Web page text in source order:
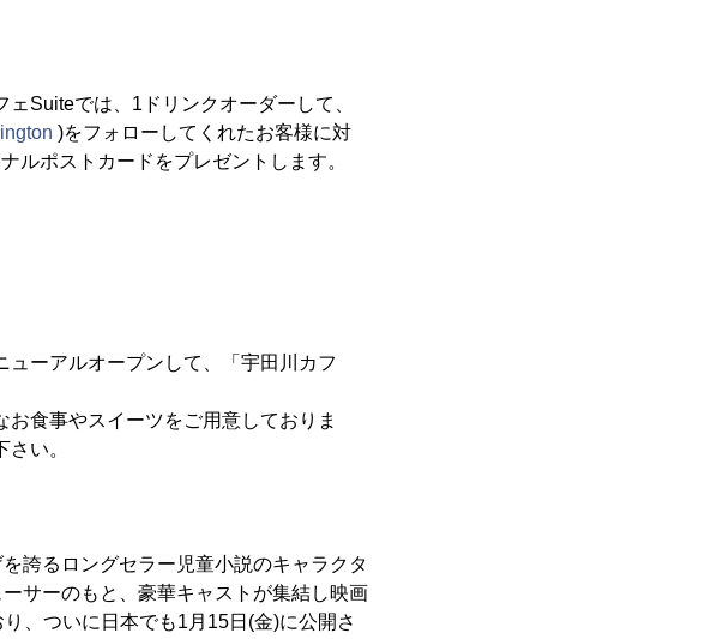
Suiteでは、1ドリンクオーダーして、
)をフォローしてくれたお客様に対
ルポストカードをプレゼントします。
ーアルオープンして、「宇田川カフ
食事やスイーツをご用意しておりま
い。
誇るロングセラー児童小説のキャラクタ
サーのもと、豪華キャストが集結し映画
、ついに日本でも1月15日(金)に公開さ